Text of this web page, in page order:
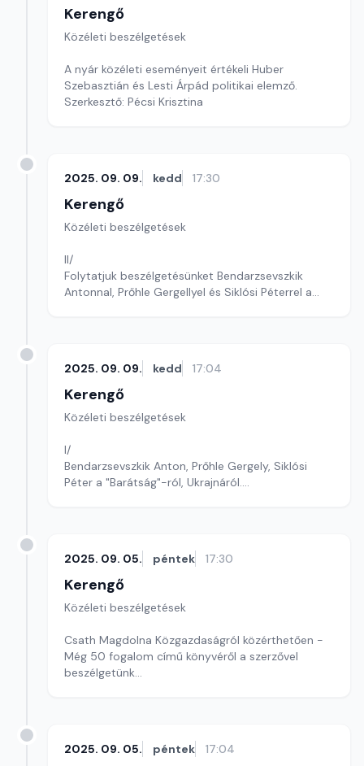
Kerengő
Közéleti beszélgetések
A nyár közéleti eseményeit értékeli Huber
Szebasztián és Lesti Árpád politikai elemző.
Szerkesztő: Pécsi Krisztina
2025. 09. 09. kedd 17:30
Kerengő
Közéleti beszélgetések
II/
Folytatjuk beszélgetésünket Bendarzsevszkik
Antonnal, Prőhle Gergellyel és Siklósi Péterrel a
2025. 09. 09.
kedd 17:04
Kerengő
Közéleti beszélgetések
I/
Bendarzsevszkik Anton, Prőhle Gergely, Siklósi
Péter a "Barátság"-ról, Ukrajnáról.
2025. 09. 05. péntek 17:30
Kerengő
Közéleti beszélgetések
Csath Magdolna Közgazdaságról közérthetően -
Még 50 fogalom című könyvéről a szerzővel
beszélgetünk
2025. 09. 05. péntek 17:04